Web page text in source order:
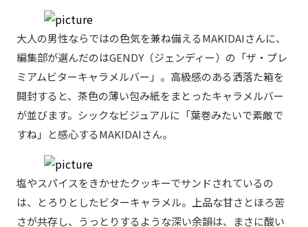
大人の男性ならではの色気を兼ね備えるMAKIDAIさんに、
編集部が選んだのはGENDY（ジェンディー）の「ザ・プレ
ミアムビターキャラメルバー」。高級感のある洒落た箱を
開封すると、茶色の薄い包み紙をまとったキャラメルバー
が並びます。シックなビジュアルに「葉巻みたいで素敵で
すね」と感心するMAKIDAIさん。
塩やスパイスをきかせたクッキーでサンドされているの
は、とろりとしたビターキャラメル。上品な甘さとほろ苦
さが共存し、うっとりするような深い余韻は、まさに酸い